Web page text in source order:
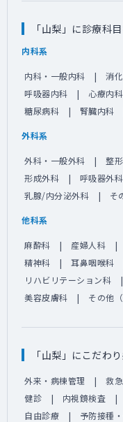
「山梨」に診療科
内科系
内科・一般内科 消
呼吸器内科
心療内科
糖尿病科
腎臓内科
外科系
外科・一般外科 整
形成外科
呼吸器外科
乳腺/内分泌外科
そ
他科系
麻酔科 産婦人科
精神科
耳鼻咽喉科
リハビリテーション科
美容皮膚科
その他
「山梨」にこだわ
外来・病棟管理 救
健診
内視鏡検査
自由診療
予防接種